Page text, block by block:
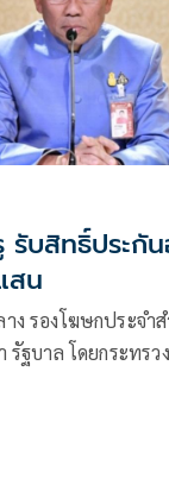
รับสิทธิ์ประกั
สน
ง รองโฆษกประจำ
รัฐบาล โดยกระทรว